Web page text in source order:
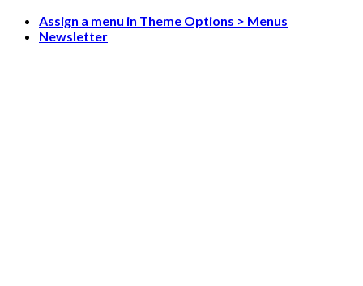
Skip
Assign a menu in Theme Options > Menus
Newsletter